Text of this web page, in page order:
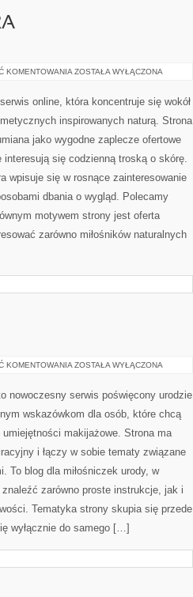
KOMENTOWANIA DERMOKOSMETYKI
PROBLEMATYCZNA
ZOSTAŁA WYŁĄCZONA
online, która koncentruje się wokół
inspirowanych naturą. Strona
jako wygodne zaplecze ofertowe
interesują się codzienną troską o skórę.
wpisuje się w rosnące zainteresowanie
dbania o wygląd. Polecamy
motywem strony jest oferta
zarówno miłośników naturalnych
KOMENTOWANIA MAKIJAŻ
ZOSTAŁA WYŁĄCZONA
nowoczesny serwis poświęcony urodzie
wskazówkom dla osób, które chcą
umiejętności makijażowe. Strona ma
i łączy w sobie tematy związane
To blog dla miłośniczek urody, w
zarówno proste instrukcje, jak i
Tematyka strony skupia się przede
wyłącznie do samego […]